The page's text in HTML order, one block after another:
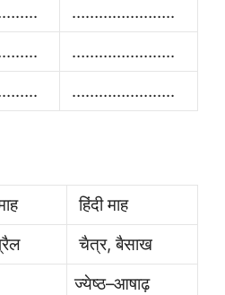
…………………..
…………………..
…………………..
हिंदी माह
चैत्र, बैसाख
ज्येष्ठ–आषाढ़